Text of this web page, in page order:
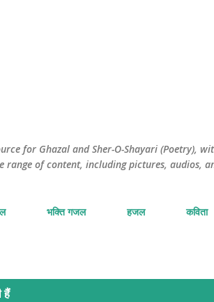
for Ghazal and Sher-O-Shayari (Poetry),
range of content, including pictures, audios,
भक्ति गजल हजल कविता
हैं